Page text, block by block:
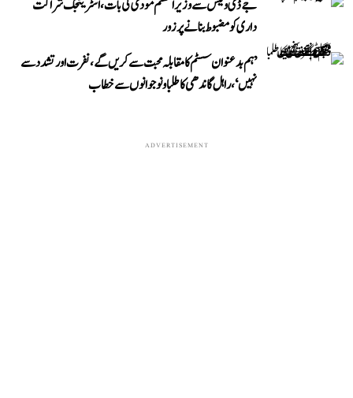
جے ڈی وینس سے وزیر اعظم مودی کی بات، اسٹریٹجک شراکت
داری کو مضبوط بنانے پر زور
’ہم بدعنوان سسٹم کا مقابلہ محبت سے کریں گے، نفرت اور تشدد سے
نہیں‘، راہل گاندھی کا طلبا و نوجوانوں سے خطاب
ADVERTISEMENT